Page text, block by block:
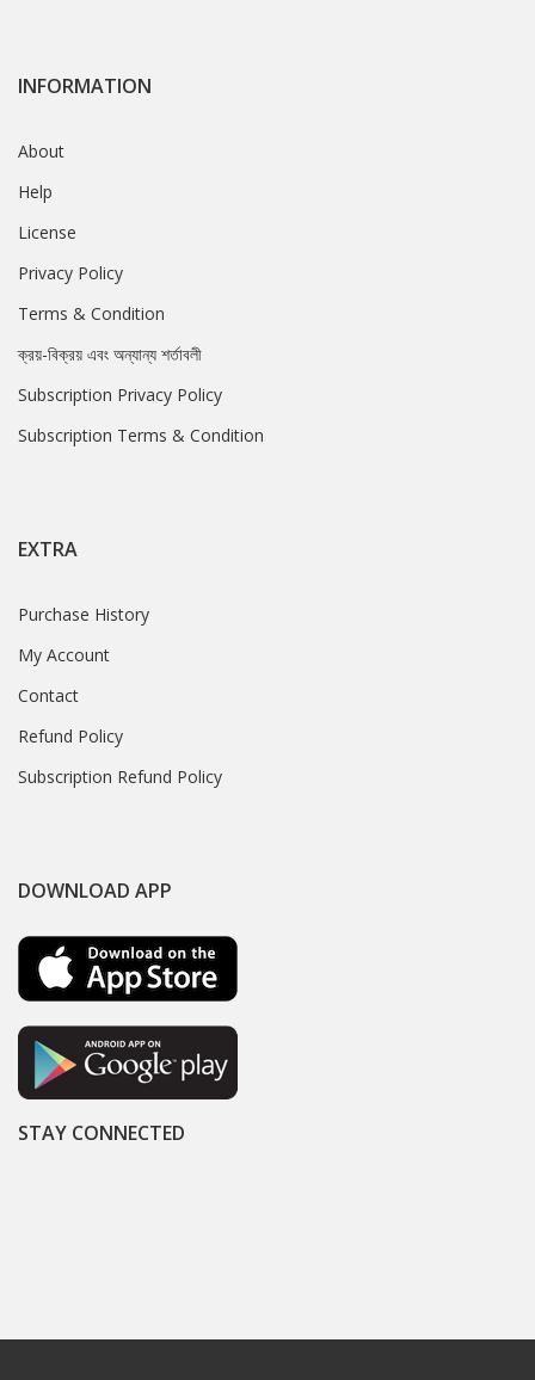
INFORMATION
About
Help
License
Privacy Policy
Terms & Condition
ক্রয়-বিক্রয় এবং অন্যান্য শর্তাবলী
Subscription Privacy Policy
Subscription Terms & Condition
EXTRA
Purchase History
My Account
Contact
Refund Policy
Subscription Refund Policy
DOWNLOAD APP
STAY CONNECTED